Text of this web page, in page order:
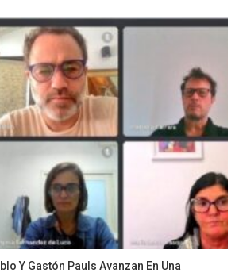
Y Gastón Pauls Avanzan En Una